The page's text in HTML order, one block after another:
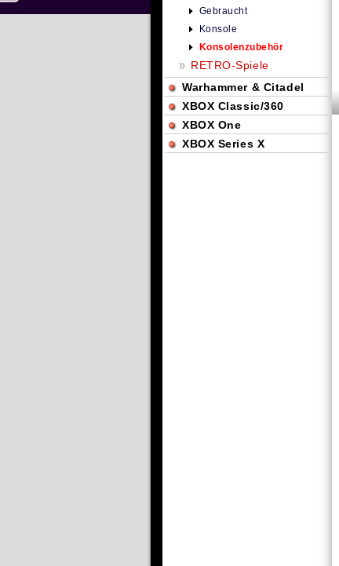
Gebraucht
Konsole
Konsolenzubehör
RETRO-Spiele
Warhammer & Citadel
XBOX Classic/360
XBOX One
XBOX Series X